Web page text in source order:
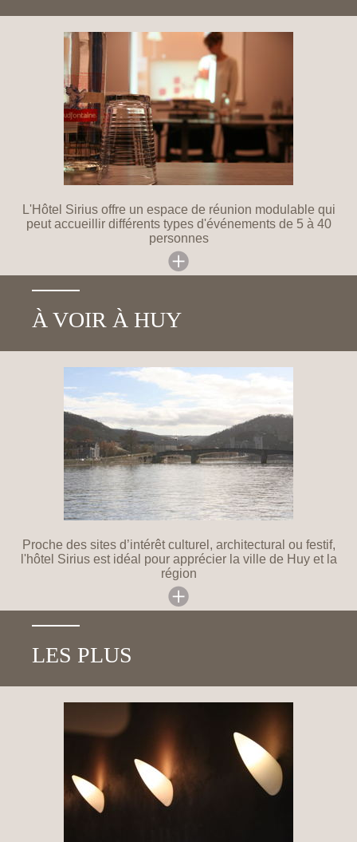
L'Hôtel Sirius offre un espace de réunion modulable qui
peut accueillir différents types d'événements de 5 à 40
personnes
À VOIR À HUY
Proche des sites d’intérêt culturel, architectural ou festif,
l'hôtel Sirius est idéal pour apprécier la ville de Huy et la
région
LES PLUS